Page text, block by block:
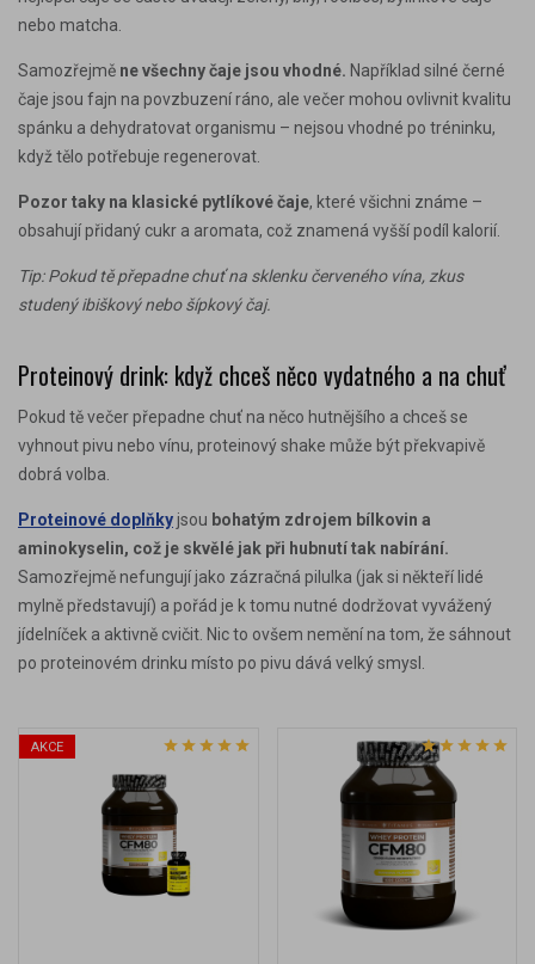
nebo matcha.
Samozřejmě ne všechny čaje jsou vhodné. Například silné černé
čaje jsou fajn na povzbuzení ráno, ale večer mohou ovlivnit kvalitu
spánku a dehydratovat organismu – nejsou vhodné po tréninku,
když tělo potřebuje regenerovat.
Pozor taky na klasické pytlíkové čaje, které všichni známe –
obsahují přidaný cukr a aromata, což znamená vyšší podíl kalorií.
Tip: Pokud tě přepadne chuť na sklenku červeného vína, zkus
studený ibiškový nebo šípkový čaj.
Proteinový drink: když chceš něco vydatného a na chuť
Pokud tě večer přepadne chuť na něco hutnějšího a chceš se
vyhnout pivu nebo vínu, proteinový shake může být překvapivě
dobrá volba.
Proteinové doplňkyjsou bohatým zdrojem bílkovin a
aminokyselin, což je skvělé jak při hubnutí tak nabírání.
Samozřejmě nefungují jako zázračná pilulka (jak si někteří lidé
mylně představují) a pořád je k tomu nutné dodržovat vyvážený
jídelníček a aktivně cvičit. Nic to ovšem nemění na tom, že sáhnout
po proteinovém drinku místo po pivu dává velký smysl.
AKCE